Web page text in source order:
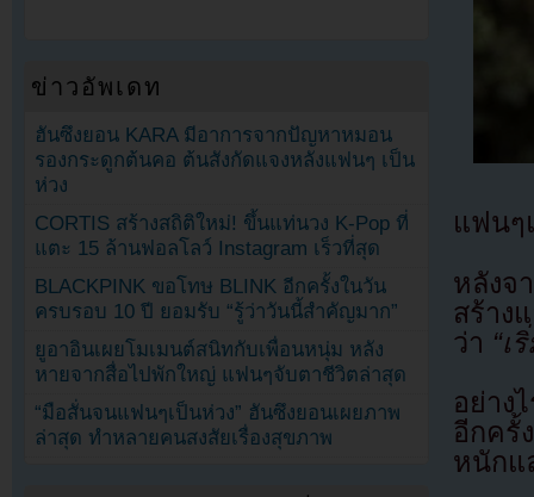
แฟนๆ
หลังจ
สร้าง
ว่า “เ
อย่าง
อีกครั้
หนักแ
ข่าวอัพเดท
ฮันซึงยอน KARA มีอาการจากปัญหาหมอน
รองกระดูกต้นคอ ต้นสังกัดแจงหลังแฟนๆ เป็น
ห่วง
CORTIS สร้างสถิติใหม่! ขึ้นแท่นวง K-Pop ที่
แตะ 15 ล้านฟอลโลว์ Instagram เร็วที่สุด
BLACKPINK ขอโทษ BLINK อีกครั้งในวัน
ครบรอบ 10 ปี ยอมรับ “รู้ว่าวันนี้สำคัญมาก”
ยูอาอินเผยโมเมนต์สนิทกับเพื่อนหนุ่ม หลัง
หายจากสื่อไปพักใหญ่ แฟนๆจับตาชีวิตล่าสุด
“มือสั่นจนแฟนๆเป็นห่วง” ฮันซึงยอนเผยภาพ
ล่าสุด ทำหลายคนสงสัยเรื่องสุขภาพ